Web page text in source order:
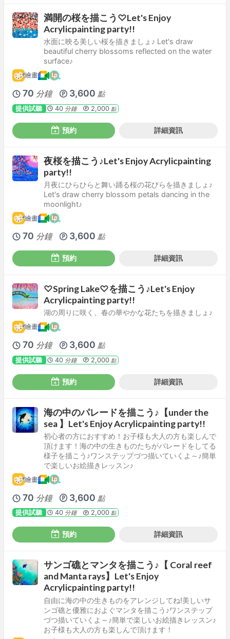
満開の桜を描こう♡Let's Enjoy
Acrylicpainting party!!
水面に映る美しい桜を描きましょ♪ Let's draw
beautiful cherry blossoms reflected on the water
surface♪
繪畫
70 分鐘 3,600 點
提供試聽 40 分鐘 2,000點
預約 詳細資訊
夜桜を描こう♪Let's Enjoy Acrylicpainting
party!!
月夜にひらひらと舞い踊る桜の花びらを描きましょ♪
Let's draw cherry blossom petals dancing in the
moonlight♪
繪畫
70 分鐘 3,600 點
預約 詳細資訊
♡Spring Lake♡を描こう♪Let's Enjoy
Acrylicpainting party!!
湖の周りに咲く、春の華やかな花たちを描きましょ♪
繪畫
70 分鐘 3,600 點
提供試聽 40 分鐘 2,000點
預約 詳細資訊
海の中のパレードを描こう♪【under the
sea 】Let's Enjoy Acrylicpainting party!!
初心者の方におすすめ！お子様も大人の方も楽しんで
頂けます！海の中の生きものたちがパレードをしてる
様子を描こう♪ワンステップづつ描いていくよ～♪簡単
で楽しいお絵描きレッスン♪
繪畫
70 分鐘 3,600 點
提供試聽 40 分鐘 2,000點
預約 詳細資訊
サンゴ礁とマンタを描こう♪【 Coral reef
and Manta rays】Let's Enjoy
Acrylicpainting party!!
自由に海の中の生きものをアレンジしてね!美しいサ
ンゴ礁と優雅におよぐマンタを描こう♪ワンステップ
づつ描いていくよ～♪簡単で楽しいお絵描きレッスン♪
お子様も大人の方も楽しんで頂けます！